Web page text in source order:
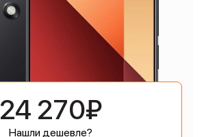
24 270₽
Нашли дешевле?